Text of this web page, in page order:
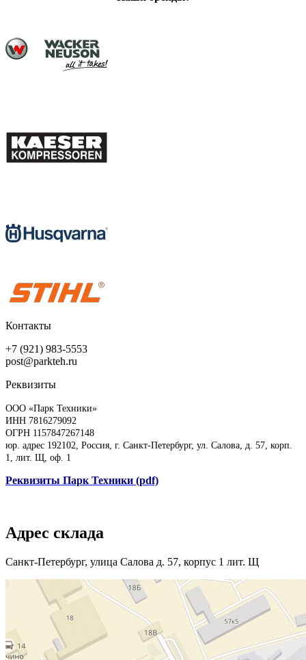
Контакты
+7 (921) 983-5553
post@parkteh.ru
Реквизиты
ООО «Парк Техники»
ИНН 7816279092
ОГРН 1157847267148
юр. адрес 192102, Россия, г. Санкт-Петербург, ул. Салова, д. 57, корп.
1, лит. Щ, оф. 1
Реквизиты Парк Техники (pdf)
Адрес склада
Санкт-Петербург, улица Салова д. 57, корпус 1 лит. Щ